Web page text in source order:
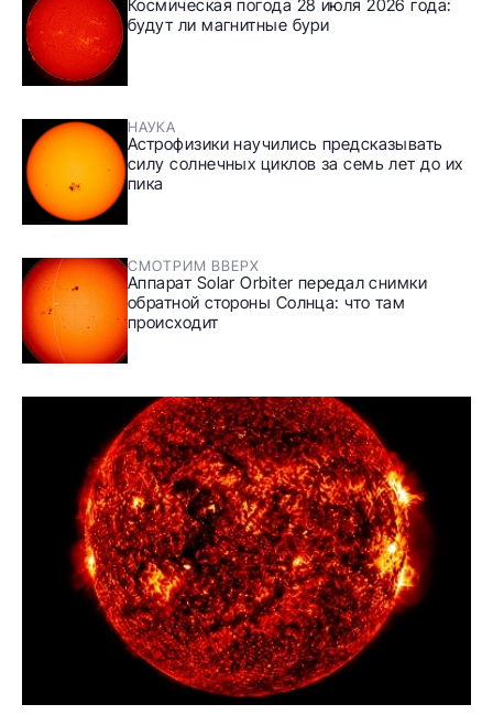
Космическая погода 28 июля 2026 года:
будут ли магнитные бури
НАУКА
Астрофизики научились предсказывать
силу солнечных циклов за семь лет до их
пика
СМОТРИМ ВВЕРХ
Аппарат Solar Orbiter передал снимки
обратной стороны Солнца: что там
происходит